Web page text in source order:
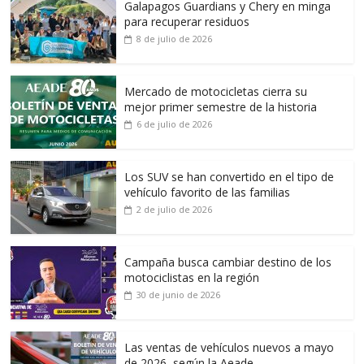
Galapagos Guardians y Chery en minga
para recuperar residuos
8 de julio de 2026
Mercado de motocicletas cierra su
mejor primer semestre de la historia
6 de julio de 2026
Los SUV se han convertido en el tipo de
vehículo favorito de las familias
2 de julio de 2026
Campaña busca cambiar destino de los
motociclistas en la región
30 de junio de 2026
Las ventas de vehículos nuevos a mayo